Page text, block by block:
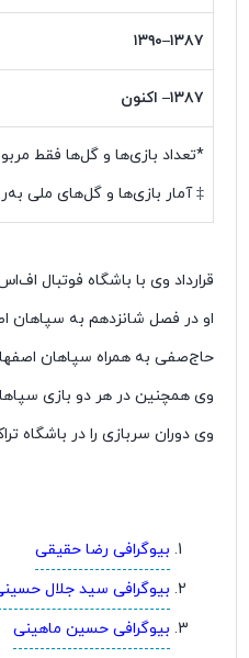
۱۳۸۷–۱۳۹۰
۱۳۸۷– اکنون
*تعداد بازی‌ها و گل‌ها فقط مربوط
‡ آمار بازی‌ها و گل‌های ملی به‌روز شده
قرارداد وی با باشگاه فوتبال اف‌اس‌وی
او در فصل شانزدهم به سپاهان
حاج‌صفی به همراه سپاهان اصفهان در لیگ قهرمانان
وی همچنین در هر دو بازی سپاهان در جام
وی دوران سربازی را در باشگاه
بیوگرافی رضا حقیقی
بیوگرافی سید جلال
بیوگرافی حسین ماهینی